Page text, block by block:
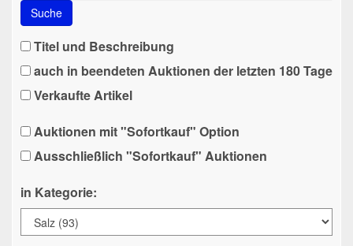
Suche
Titel und Beschreibung
auch in beendeten Auktionen der letzten 180 Tage
Verkaufte Artikel
Auktionen mit "Sofortkauf" Option
Ausschließlich "Sofortkauf" Auktionen
in Kategorie: